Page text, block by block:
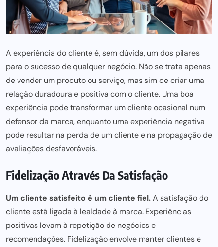
A experiência do cliente é, sem dúvida, um dos pilares
para o sucesso de qualquer negócio. Não se trata apenas
de vender um produto ou serviço, mas sim de criar uma
relação duradoura e positiva com o cliente. Uma boa
experiência pode transformar um cliente ocasional num
defensor da marca, enquanto uma experiência negativa
pode resultar na perda de um cliente e na propagação de
avaliações desfavoráveis.
Fidelização Através Da Satisfação
Um cliente satisfeito é um cliente fiel.A satisfação do
cliente está ligada à lealdade à marca. Experiências
positivas levam à repetição de negócios e
recomendações. Fidelização envolve manter clientes e